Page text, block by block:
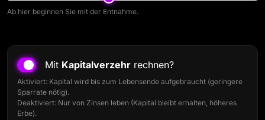
Ab hier beginnen Sie mit der Entnahme.
Mit Kapitalverzehr rechnen?
Aktiviert: Kapital wird bis zum Lebensende aufgebraucht (geringere
Sparrate nötig).
Deaktiviert: Nur von Zinsen leben (Kapital bleibt erhalten, höheres
Erbe).